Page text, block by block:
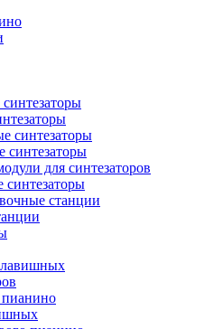
синтезаторы
синтезаторы
для синтезаторов
синтезаторы
станции